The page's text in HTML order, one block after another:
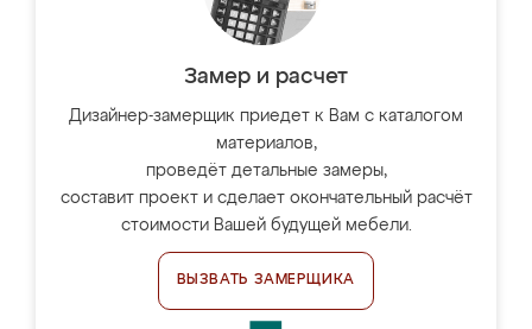
Замер и расчет
Дизайнер-замерщик приедет к Вам с каталогом
материалов,
проведёт детальные замеры,
составит проект и сделает окончательный расчёт
стоимости Вашей будущей мебели.
ВЫЗВАТЬ ЗАМЕРЩИКА